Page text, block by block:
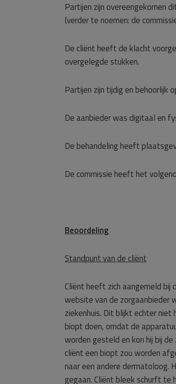
Partijen zijn overeengekomen
(verder te noemen: de
De cliënt heeft de klacht
overgelegde stukken.
Partijen zijn tijdig en behoorlijk
De aanbieder was digitaal en
De behandeling heeft
De commissie heeft het
Beoordeling
Standpunt van de cliënt
Cliënt heeft zich aangemeld bij
website van de zorgaanbieder
ziekenhuis. Dit blijkt echter
biopt doen, omdat de
worden gesteld en kon hij bij
cliënt een biopt zou worden
naar een andere dermatoloog.
gegaan. Cliënt bleek schurft te